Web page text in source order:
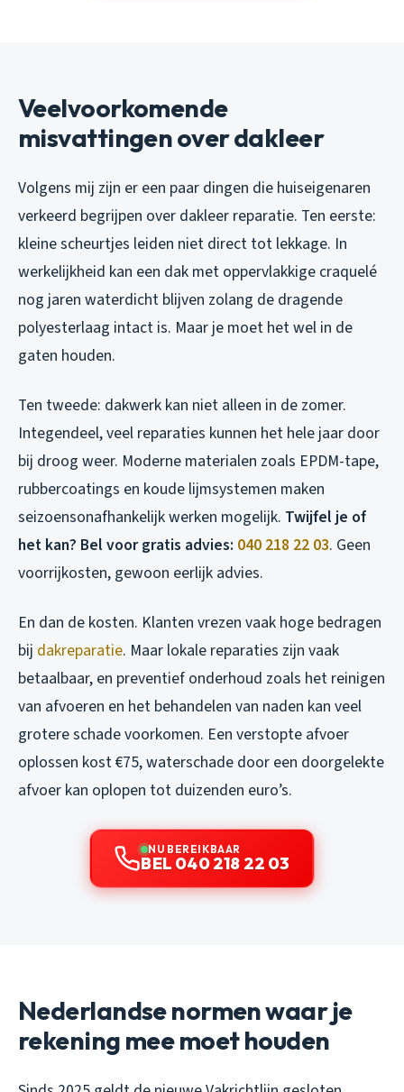
Veelvoorkomende
misvattingen over dakleer
Volgens mij zijn er een paar dingen die huiseigenaren
verkeerd begrijpen over dakleer reparatie. Ten eerste:
kleine scheurtjes leiden niet direct tot lekkage. In
werkelijkheid kan een dak met oppervlakkige craquelé
nog jaren waterdicht blijven zolang de dragende
polyesterlaag intact is. Maar je moet het wel in de
gaten houden.
Ten tweede: dakwerk kan niet alleen in de zomer.
Integendeel, veel reparaties kunnen het hele jaar door
bij droog weer. Moderne materialen zoals EPDM-tape,
rubbercoatings en koude lijmsystemen maken
seizoensonafhankelijk werken mogelijk. Twijfel je of
het kan? Bel voor gratis advies: 040 218 22 03. Geen
voorrijkosten, gewoon eerlijk advies.
En dan de kosten. Klanten vrezen vaak hoge bedragen
bij dakreparatie. Maar lokale reparaties zijn vaak
betaalbaar, en preventief onderhoud zoals het reinigen
van afvoeren en het behandelen van naden kan veel
grotere schade voorkomen. Een verstopte afvoer
oplossen kost €75, waterschade door een doorgelekte
afvoer kan oplopen tot duizenden euro’s.
NU BEREIKBAAR
BEL 040 218 22 03
Nederlandse normen waar je
rekening mee moet houden